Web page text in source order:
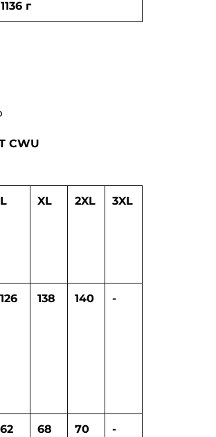
1136 г
CWU
L XL 2XL 3XL
126 138 140 -
62 68 70 -